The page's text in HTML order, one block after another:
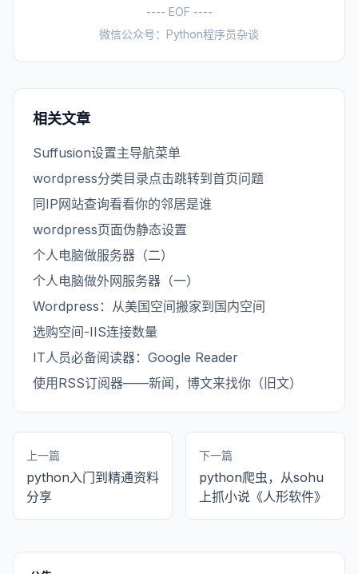
---- EOF ----
微信公众号：Python程序员杂谈
相关文章
Suffusion设置主导航菜单
wordpress分类目录点击跳转到首页问题
同IP网站查询看看你的邻居是谁
wordpress页面伪静态设置
个人电脑做服务器（二）
个人电脑做外网服务器（一）
Wordpress：从美国空间搬家到国内空间
选购空间-IIS连接数量
IT人员必备阅读器：Google Reader
使用RSS订阅器——新闻，博文来找你（旧文）
上一篇
python入门到精通资料
分享
下一篇
python爬虫，从sohu
上抓小说《人形软件》